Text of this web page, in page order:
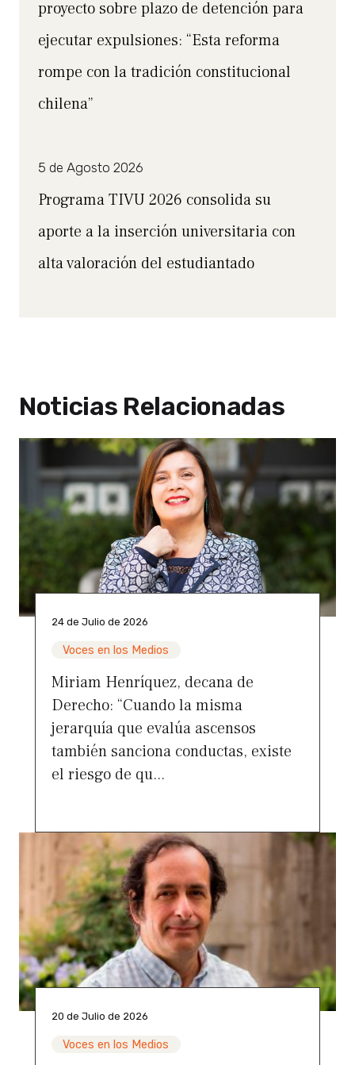
proyecto sobre plazo de detención para
ejecutar expulsiones: “Esta reforma
rompe con la tradición constitucional
chilena”
5 de Agosto 2026
Programa TIVU 2026 consolida su
aporte a la inserción universitaria con
alta valoración del estudiantado
Noticias Relacionadas
24 de Julio de 2026
Voces en los Medios
Miriam Henríquez, decana de
Derecho: “Cuando la misma
jerarquía que evalúa ascensos
también sanciona conductas, existe
el riesgo de qu...
20 de Julio de 2026
Voces en los Medios